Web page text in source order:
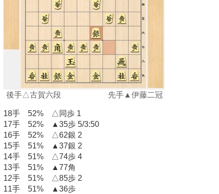
後手△古賀六段 先手▲伊藤二冠
18手 52% △同歩 1
17手 52% ▲35歩 5/3:50
16手 52% △62銀 2
15手 51% ▲37銀 2
14手 51% △74歩 4
13手 51% ▲77角
12手 51% △85歩 2
11手 51% ▲36歩